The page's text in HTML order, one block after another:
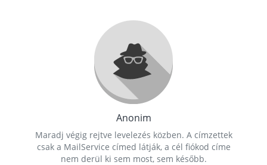
Anonim
Maradj végig rejtve levelezés közben. A címzettek
csak a MailService címed látják, a cél fiókod címe
nem derül ki sem most, sem később.